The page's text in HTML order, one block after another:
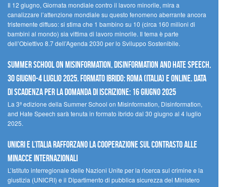
Il 12 giugno, Giornata mondiale contro il lavoro minorile, mira a
canalizzare l’attenzione mondiale su questo fenomeno aberrante ancora
tristemente diffuso: si stima che 1 bambino su 10 (circa 160 milioni di
bambini al mondo) sia vittima di lavoro minorile. Il tema è parte
dell’Obiettivo 8.7 dell’Agenda 2030 per lo Sviluppo Sostenibile.
Summer School on Misinformation, Disinformation and Hate Speech,
30 giugno-4 luglio 2025. Formato ibrido: Roma (Italia) e online. Data
di scadenza per la domanda di iscrizione: 16 giugno 2025
La 3ª edizione della Summer School on Misinformation, Disinformation,
and Hate Speech sarà tenuta in formato ibrido dal 30 giugno al 4 luglio
2025.
UNICRI e l’Italia rafforzano la cooperazione sul contrasto alle
minacce internazionali
L’Istituto interregionale delle Nazioni Unite per la ricerca sul crimine e la
giustizia (UNICRI) e il Dipartimento di pubblica sicurezza del Ministero